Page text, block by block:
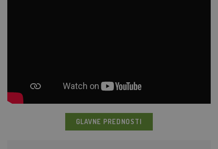
GLAVNE PREDNOSTI